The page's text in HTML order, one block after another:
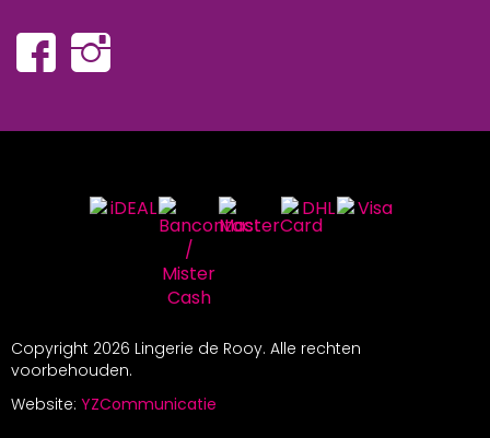
Copyright 2026 Lingerie de Rooy. Alle rechten
voorbehouden.
Website: YZCommunicatie